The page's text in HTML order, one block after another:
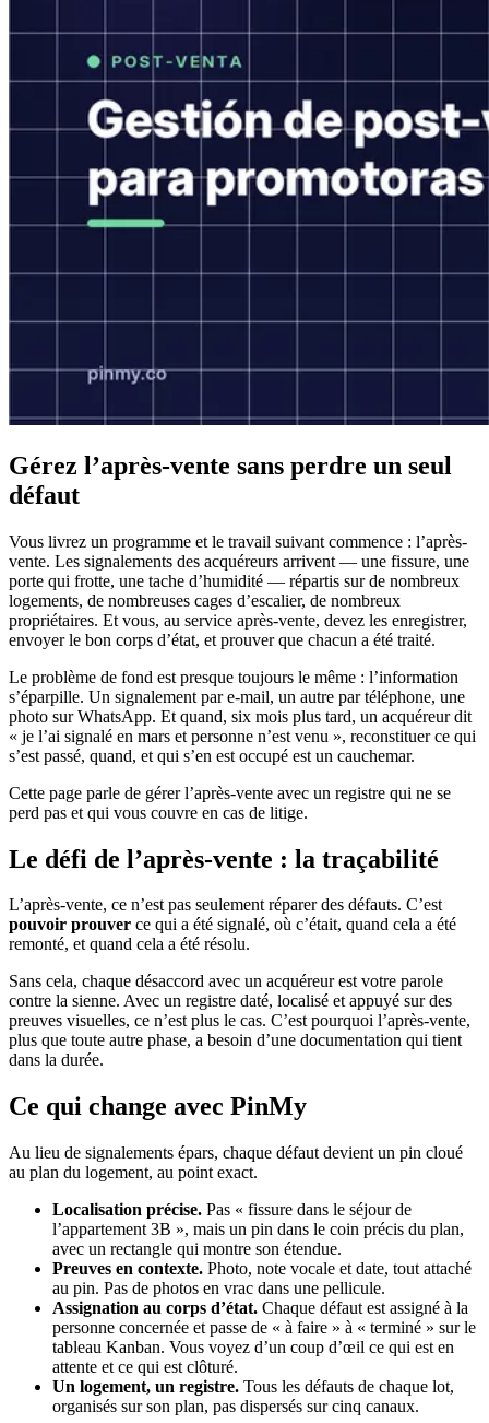
Gérez l’après-vente sans perdre un seul
défaut
Vous livrez un programme et le travail suivant commence : l’après-
vente. Les signalements des acquéreurs arrivent — une fissure, une
porte qui frotte, une tache d’humidité — répartis sur de nombreux
logements, de nombreuses cages d’escalier, de nombreux
propriétaires. Et vous, au service après-vente, devez les enregistrer,
envoyer le bon corps d’état, et prouver que chacun a été traité.
Le problème de fond est presque toujours le même : l’information
s’éparpille. Un signalement par e-mail, un autre par téléphone, une
photo sur WhatsApp. Et quand, six mois plus tard, un acquéreur dit
« je l’ai signalé en mars et personne n’est venu », reconstituer ce qui
s’est passé, quand, et qui s’en est occupé est un cauchemar.
Cette page parle de gérer l’après-vente avec un registre qui ne se
perd pas et qui vous couvre en cas de litige.
Le défi de l’après-vente : la traçabilité
L’après-vente, ce n’est pas seulement réparer des défauts. C’est
pouvoir prouver ce qui a été signalé, où c’était, quand cela a été
remonté, et quand cela a été résolu.
Sans cela, chaque désaccord avec un acquéreur est votre parole
contre la sienne. Avec un registre daté, localisé et appuyé sur des
preuves visuelles, ce n’est plus le cas. C’est pourquoi l’après-vente,
plus que toute autre phase, a besoin d’une documentation qui tient
dans la durée.
Ce qui change avec PinMy
Au lieu de signalements épars, chaque défaut devient un pin cloué
au plan du logement, au point exact.
Localisation précise. Pas « fissure dans le séjour de
l’appartement 3B », mais un pin dans le coin précis du plan,
avec un rectangle qui montre son étendue.
Preuves en contexte. Photo, note vocale et date, tout attaché
au pin. Pas de photos en vrac dans une pellicule.
Assignation au corps d’état. Chaque défaut est assigné à la
personne concernée et passe de « à faire » à « terminé » sur le
tableau Kanban. Vous voyez d’un coup d’œil ce qui est en
attente et ce qui est clôturé.
Un logement, un registre. Tous les défauts de chaque lot,
organisés sur son plan, pas dispersés sur cinq canaux.